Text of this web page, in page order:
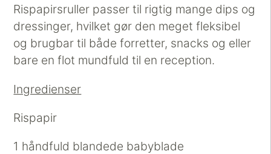
Rispapirsruller passer til rigtig mange dips og
dressinger, hvilket gør den meget fleksibel
og brugbar til både forretter, snacks og eller
bare en flot mundfuld til en reception.
Ingredienser
Rispapir
1 håndfuld blandede babyblade